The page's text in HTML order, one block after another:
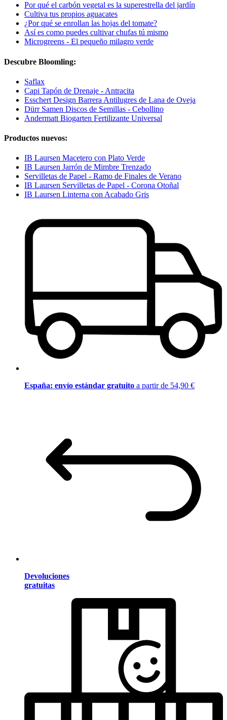
Por qué el carbón vegetal es la superestrella del jardín
Cultiva tus propios aguacates
¿Por qué se enrollan las hojas del tomate?
Así es como puedes cultivar chufas tú mismo
Microgreens - El pequeño milagro verde
Descubre Bloomling:
Saflax
Capi Tapón de Drenaje - Antracita
Esschert Design Barrera Antilugres de Lana de Oveja
Dürr Samen Discos de Semillas - Cebollino
Andermatt Biogarten Fertilizante Universal
Productos nuevos:
IB Laursen Macetero con Plato Verde
IB Laursen Jarrón de Mimbre Trenzado
Servilletas de Papel - Ramo de Finales de Verano
IB Laursen Servilletas de Papel - Corona Otoñal
IB Laursen Linterna con Acabado Gris
España: envío estándar gratuito a partir de 54,90 €
Devoluciones
gratuitas